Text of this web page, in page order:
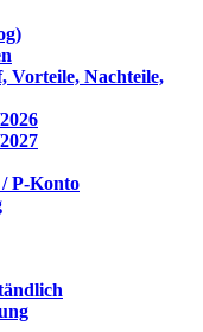
Vorteile, Nachteile,
P-Konto